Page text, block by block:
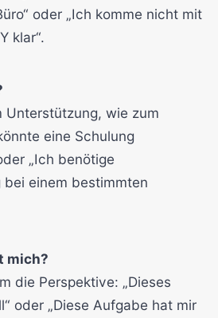
oder „Ich komme nicht mit
klar“.
Unterstützung, wie zum
eine Schulung
„Ich benötige
einem bestimmten
mich?
die Perspektive: „Dieses
oder „Diese Aufgabe hat mir